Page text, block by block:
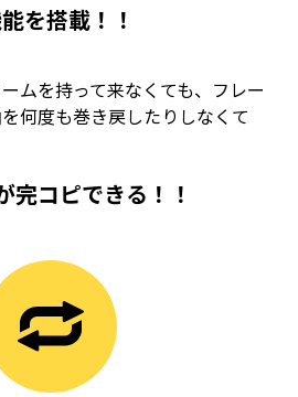
を搭載！！
ムを持って来なくても、フレー
何度も巻き戻したりしなくて
完コピできる！！